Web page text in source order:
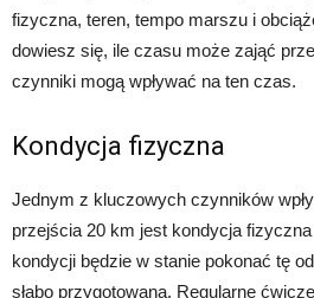
fizyczna, teren, tempo marszu i
dowiesz się, ile czasu może zająć
czynniki mogą wpływać na ten czas.
Kondycja fizyczna
Jednym z kluczowych czynników
przejścia 20 km jest kondycja
kondycji będzie w stanie pokonać tę
słabo przygotowana. Regularne